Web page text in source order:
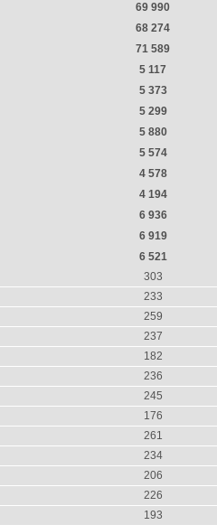
69 990
68 274
71 589
5 117
5 373
5 299
5 880
5 574
4 578
4 194
6 936
6 919
6 521
303
233
259
237
182
236
245
176
261
234
206
226
193